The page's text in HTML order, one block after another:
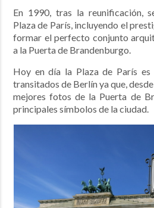
En 1990, tras la reunificación,
Plaza de París, incluyendo el
formar el perfecto conjunto
a la Puerta de Brandenburgo.
Hoy en día la Plaza de París es
transitados de Berlín ya que,
mejores fotos de la Puerta de
principales símbolos de la ciudad.